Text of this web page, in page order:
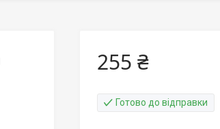
255 ₴
Готово до відправки